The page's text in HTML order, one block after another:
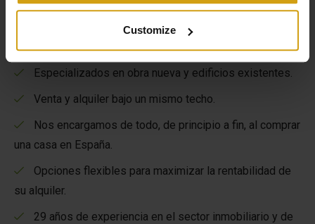
Customize
Los beneficios de CasaLasDunas
Especializados en obra nueva y edificios existentes.
Venta y alquiler bajo un mismo techo.
Nos encargamos de todo, de principio a fin, al comprar
una casa en España.
Opciones flexibles para maximizar la rentabilidad de
su alquiler.
29 años de experiencia en el sector inmobiliario y de